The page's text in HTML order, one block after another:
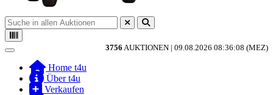
3756 AUKTIONEN | 09.08.2026 08:36:08 (MEZ)
Toggle navigation
Home t4u
Über t4u
Verkaufen